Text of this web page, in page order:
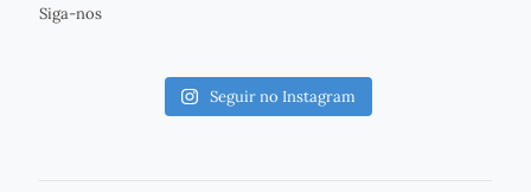
Siga-nos
Seguir no Instagram